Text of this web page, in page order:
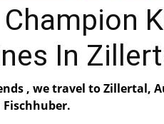
In
, we travel to Zillertal,